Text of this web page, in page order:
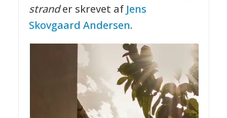
strander skrevet af Jens
Skovgaard Andersen.